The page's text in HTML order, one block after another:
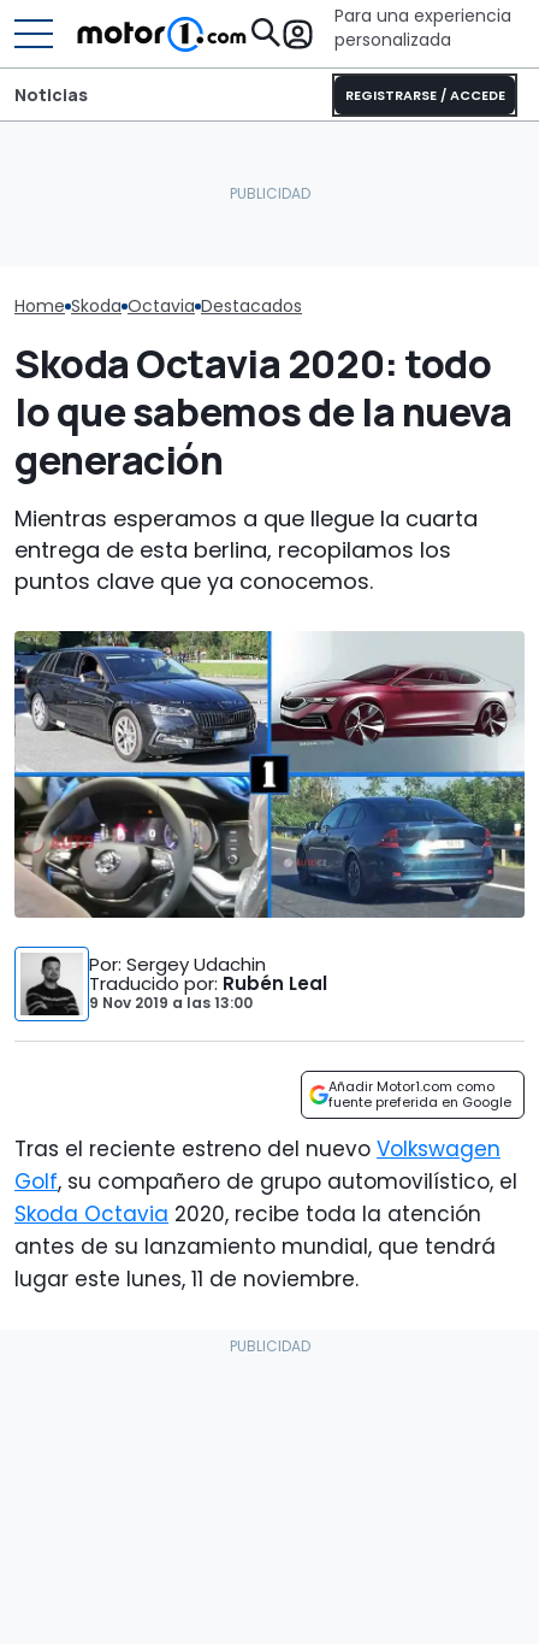
Para una experiencia
personalizada
REGISTRARSE / ACCEDE
Noticias
Home Skoda Octavia Destacados
Skoda Octavia 2020: todo
lo que sabemos de la nueva
generación
Mientras esperamos a que llegue la cuarta
entrega de esta berlina, recopilamos los
puntos clave que ya conocemos.
Por: Sergey Udachin
Traducido por: Rubén Leal
9 Nov 2019 a las13:00
Añadir Motor1.com como
fuente preferida en Google
Tras el reciente estreno del nuevo Volkswagen
Golf, su compañero de grupo automovilístico, el
Skoda Octavia 2020, recibe toda la atención
antes de su lanzamiento mundial, que tendrá
lugar este lunes, 11 de noviembre.